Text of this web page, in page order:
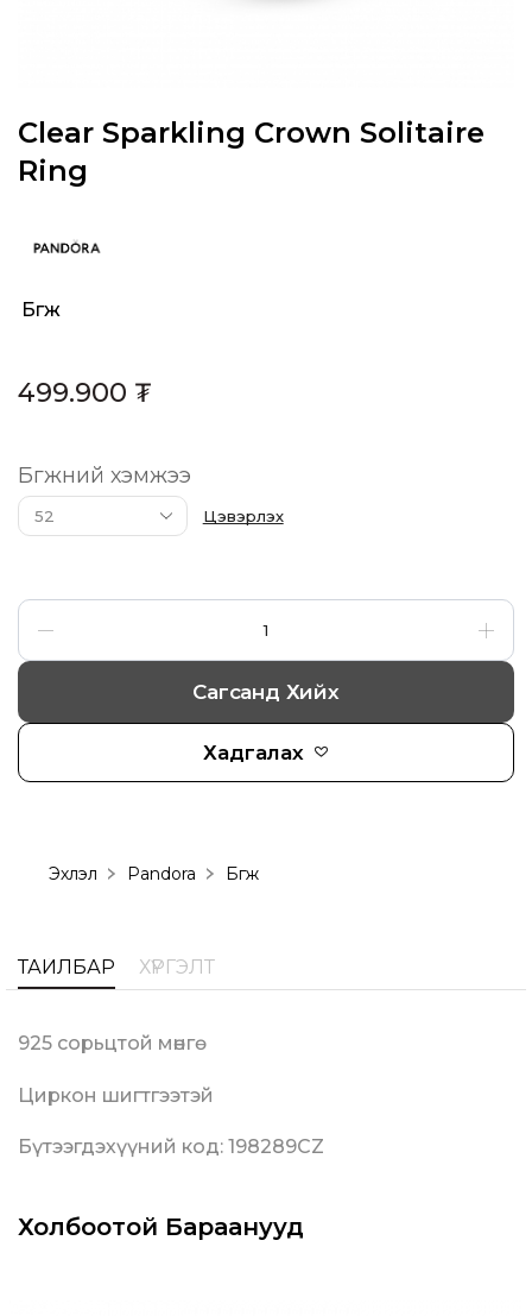
Clear Sparkling Crown Solitaire
Ring
Бөгж
499.900 ₮
Бөгжний хэмжээ
Цэвэрлэх
Сагсанд Хийх
Хадгалах
Эхлэл Pandora Бөгж
ТАЙЛБАР ХҮРГЭЛТ
925 сорьцтой мөнгө
Циркон шигтгээтэй
Бүтээгдэхүүний код: 198289CZ
Холбоотой Бараанууд